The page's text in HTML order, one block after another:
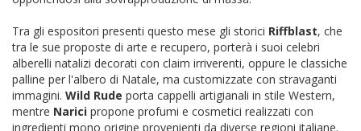
Tra gli espositori presenti questo mese gli storici Riffblast, che
tra le sue proposte di arte e recupero, porterà i suoi celebri
alberelli natalizi decorati con claim irriverenti, oppure le classiche
palline per l'albero di Natale, ma customizzate con stravaganti
immagini. Wild Rude porta cappelli artigianali in stile Western,
mentre Narici propone profumi e cosmetici realizzati con
ingredienti mono origine provenienti da diverse regioni italiane.